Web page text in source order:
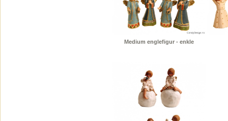
Medium englefigur - enkle